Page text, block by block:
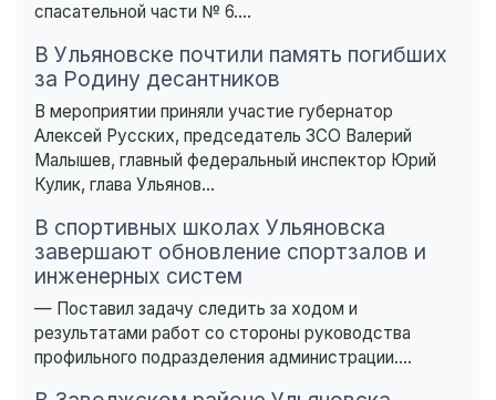
спасательной части № 6....
В Ульяновске почтили память погибших
за Родину десантников
В мероприятии приняли участие губернатор
Алексей Русских, председатель ЗСО Валерий
Малышев, главный федеральный инспектор Юрий
Кулик, глава Ульянов...
В спортивных школах Ульяновска
завершают обновление спортзалов и
инженерных систем
— Поставил задачу следить за ходом и
результатами работ со стороны руководства
профильного подразделения администрации....